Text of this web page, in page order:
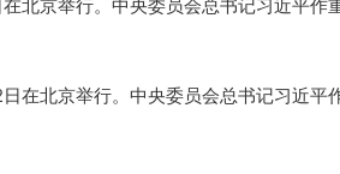
北京举行。中央委员会总书记习近平